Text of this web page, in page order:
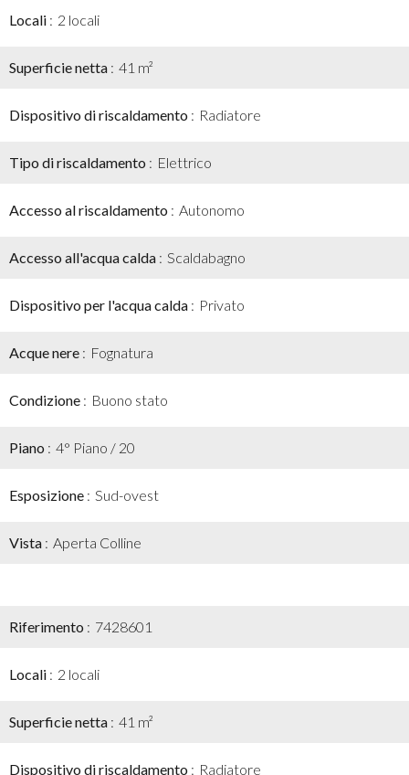
Locali 2 locali
Superficie netta 41 m²
Dispositivo di riscaldamento Radiatore
Tipo di riscaldamento Elettrico
Accesso al riscaldamento Autonomo
Accesso all'acqua calda Scaldabagno
Dispositivo per l'acqua calda Privato
Acque nere Fognatura
Condizione Buono stato
Piano 4° Piano / 20
Esposizione Sud-ovest
Vista Aperta Colline
Riferimento 7428601
Locali 2 locali
Superficie netta 41 m²
Dispositivo di riscaldamento Radiatore